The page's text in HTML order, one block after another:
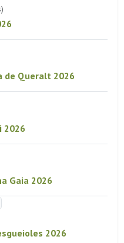
de Queralt 2026
2026
Gaia 2026
2026